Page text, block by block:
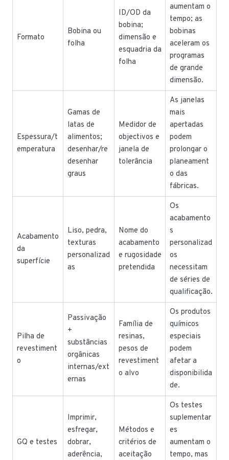
Formato
Bobina ou
folha
ID/OD da
bobina;
dimensão e
esquadria da
folha
aumentam o
tempo; as
bobinas
aceleram os
programas
de grande
dimensão.
Espessura/t
emperatura
Gamas de
latas de
alimentos;
desenhar/re
desenhar
graus
Medidor de
objectivos e
janela de
tolerância
As janelas
mais
apertadas
podem
prolongar o
planeament
o das
fábricas.
Acabamento
da
superfície
Liso, pedra,
texturas
personalizad
as
Nome do
acabamento
e rugosidade
pretendida
Os
acabamento
s
personalizad
os
necessitam
de séries de
qualificação.
Pilha de
revestiment
o
Passivação
+
substâncias
orgânicas
internas/ext
ernas
Família de
resinas,
pesos de
revestiment
o alvo
Os produtos
químicos
especiais
podem
afetar a
disponibilida
de.
GQ e testes
Imprimir,
esfregar,
dobrar,
aderência,
Métodos e
critérios de
aceitação
Os testes
suplementar
es
aumentam o
tempo, mas